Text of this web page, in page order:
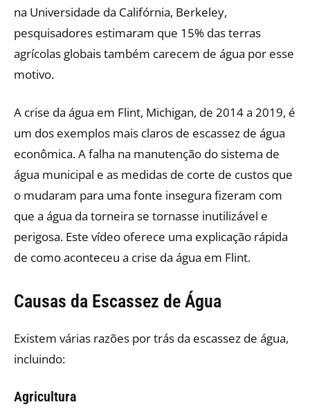
na Universidade da Califórnia, Berkeley,
pesquisadores estimaram que 15% das terras
agrícolas globais também carecem de água por esse
motivo.
A crise da água em Flint, Michigan, de 2014 a 2019, é
um dos exemplos mais claros de escassez de água
econômica. A falha na manutenção do sistema de
água municipal e as medidas de corte de custos que
o mudaram para uma fonte insegura fizeram com
que a água da torneira se tornasse inutilizável e
perigosa. Este vídeo oferece uma explicação rápida
de como aconteceu a crise da água em Flint.
Causas da Escassez de Água
Existem várias razões por trás da escassez de água,
incluindo:
Agricultura